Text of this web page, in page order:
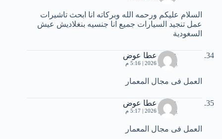
السلام عليكم ورحمه الله وبركاته انا ابحث تاشيرات
عمل تنجيد السيارات جميع انا جنسيه بنغلاديش عيش
السغودية
عوض عطا عوض
يوليو 11, 2026 | 5:16 م
العمل فى مجال المعمار
عوض عطا عوض
يوليو 11, 2026 | 5:17 م
العمل فى مجال المعمار